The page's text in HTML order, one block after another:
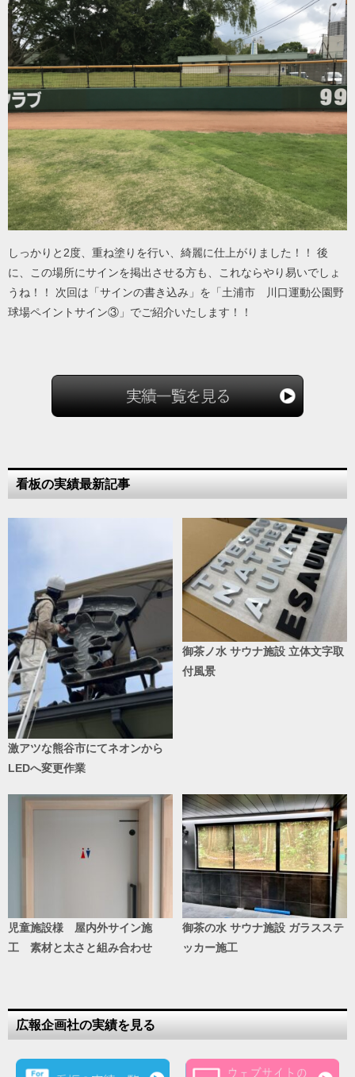
しっかりと2度、重ね塗りを行い、綺麗に仕上がりました！！ 後
に、この場所にサインを掲出させる方も、これならやり易いでしょ
うね！！ 次回は「サインの書き込み」を「土浦市 川口運動公園野
球場ペイントサイン③」でご紹介いたします！！
看板の実績最新記事
激アツな熊谷市にてネオンから
LEDへ変更作業
御茶ノ水 サウナ施設 立体文字取
付風景
児童施設様 屋内外サイン施
工 素材と太さと組み合わせ
御茶の水 サウナ施設 ガラスステ
ッカー施工
広報企画社の実績を見る